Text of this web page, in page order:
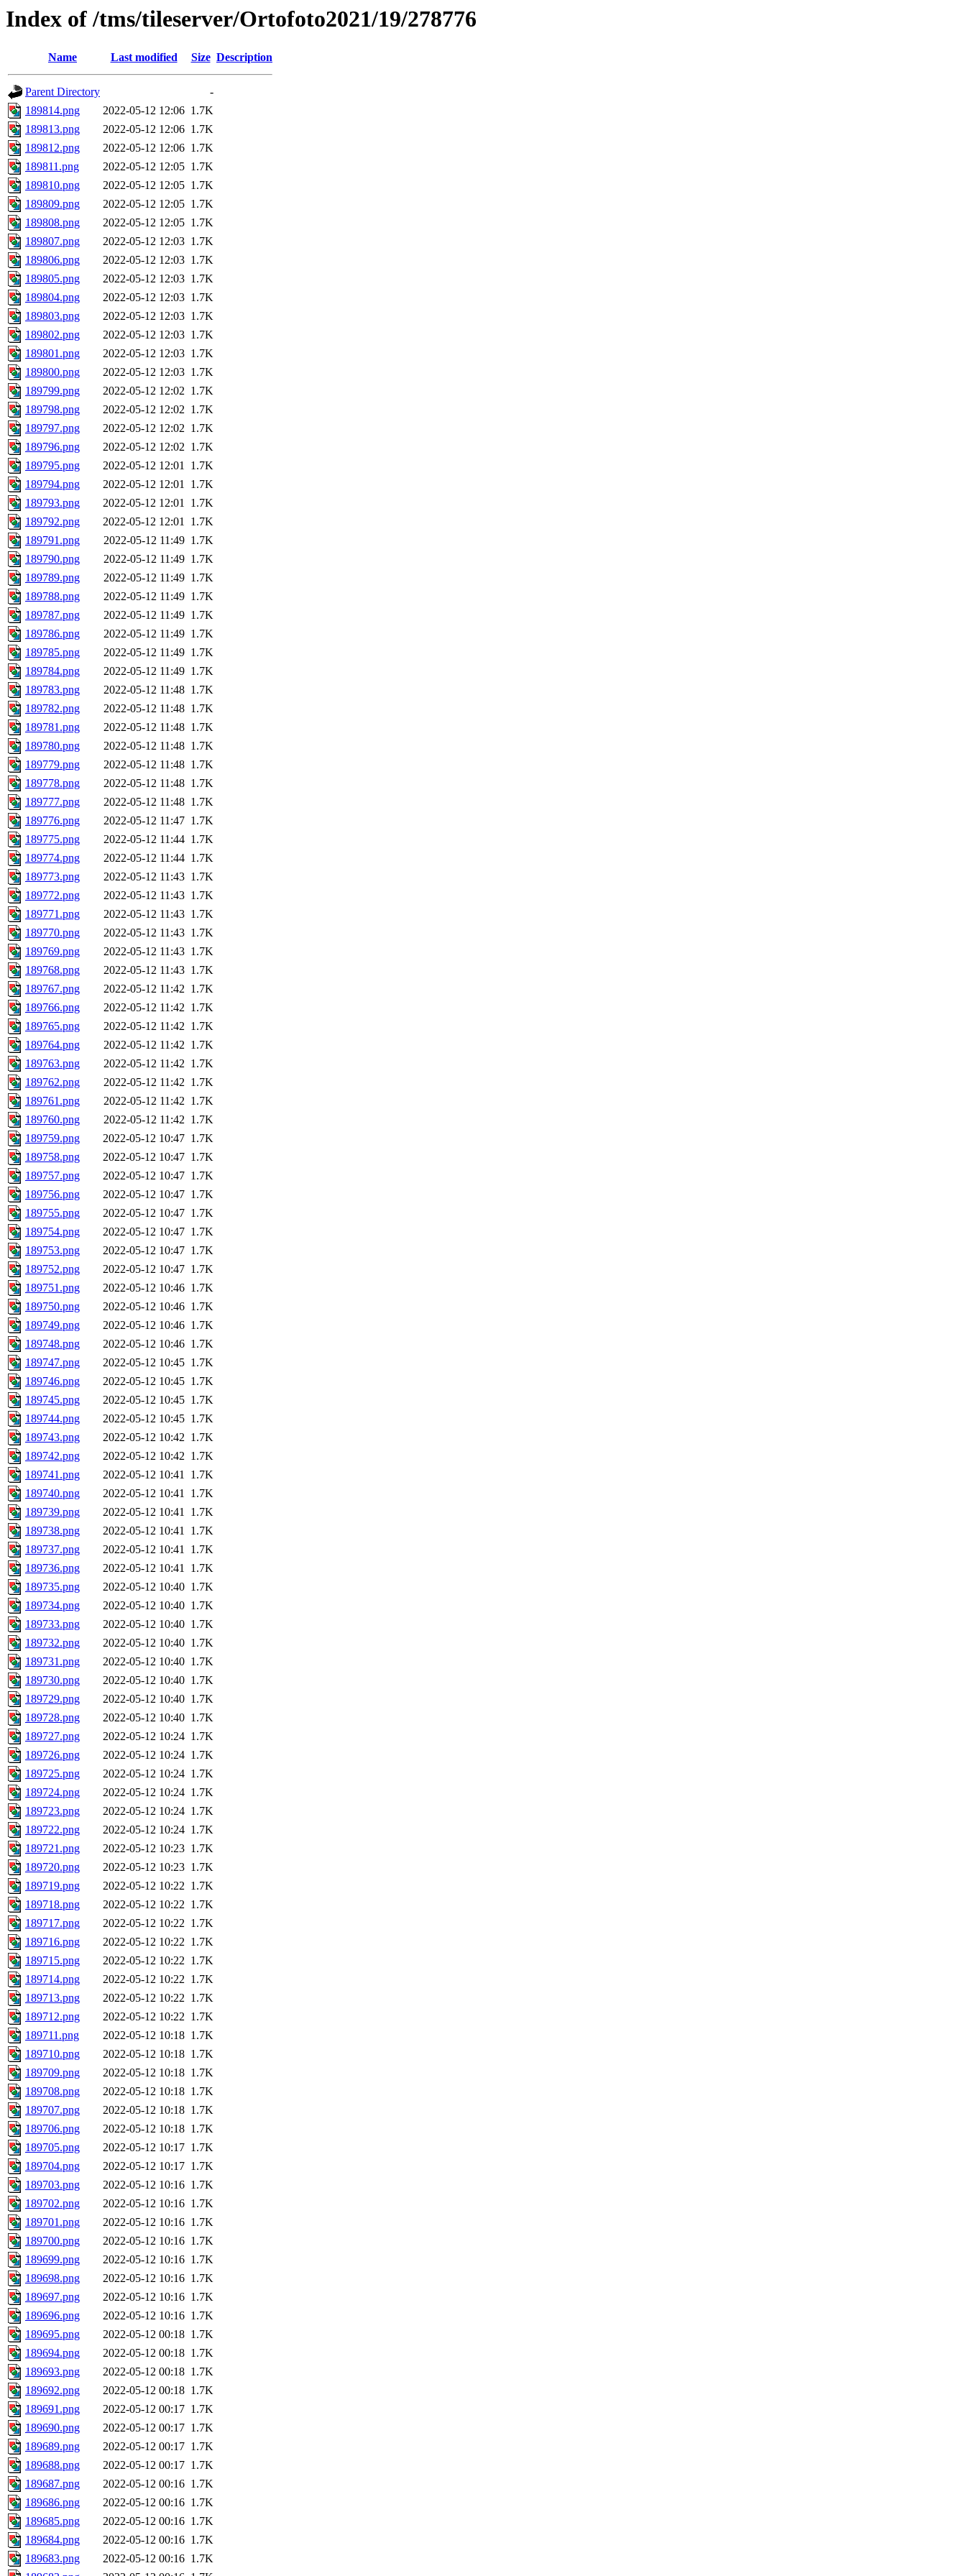
Index of /tms/tileserver/Ortofoto2021/19/278776
Name Last modified Size Description
Parent Directory
-
189814.png
2022-05-12 12:06 1.7K
189813.png
2022-05-12 12:06 1.7K
189812.png
2022-05-12 12:06 1.7K
189811.png
2022-05-12 12:05 1.7K
189810.png
2022-05-12 12:05 1.7K
189809.png
2022-05-12 12:05 1.7K
189808.png
2022-05-12 12:05 1.7K
189807.png
2022-05-12 12:03 1.7K
189806.png
2022-05-12 12:03 1.7K
189805.png
2022-05-12 12:03 1.7K
189804.png
2022-05-12 12:03 1.7K
189803.png
2022-05-12 12:03 1.7K
189802.png
2022-05-12 12:03 1.7K
189801.png
2022-05-12 12:03 1.7K
189800.png
2022-05-12 12:03 1.7K
189799.png
2022-05-12 12:02 1.7K
189798.png
2022-05-12 12:02 1.7K
189797.png
2022-05-12 12:02 1.7K
189796.png
2022-05-12 12:02 1.7K
189795.png
2022-05-12 12:01 1.7K
189794.png
2022-05-12 12:01 1.7K
189793.png
2022-05-12 12:01 1.7K
189792.png
2022-05-12 12:01 1.7K
189791.png
2022-05-12 11:49 1.7K
189790.png
2022-05-12 11:49 1.7K
189789.png
2022-05-12 11:49 1.7K
189788.png
2022-05-12 11:49 1.7K
189787.png
2022-05-12 11:49 1.7K
189786.png
2022-05-12 11:49 1.7K
189785.png
2022-05-12 11:49 1.7K
189784.png
2022-05-12 11:49 1.7K
189783.png
2022-05-12 11:48 1.7K
189782.png
2022-05-12 11:48 1.7K
189781.png
2022-05-12 11:48 1.7K
189780.png
2022-05-12 11:48 1.7K
189779.png
2022-05-12 11:48 1.7K
189778.png
2022-05-12 11:48 1.7K
189777.png
2022-05-12 11:48 1.7K
189776.png
2022-05-12 11:47 1.7K
189775.png
2022-05-12 11:44 1.7K
189774.png
2022-05-12 11:44 1.7K
189773.png
2022-05-12 11:43 1.7K
189772.png
2022-05-12 11:43 1.7K
189771.png
2022-05-12 11:43 1.7K
189770.png
2022-05-12 11:43 1.7K
189769.png
2022-05-12 11:43 1.7K
189768.png
2022-05-12 11:43 1.7K
189767.png
2022-05-12 11:42 1.7K
189766.png
2022-05-12 11:42 1.7K
189765.png
2022-05-12 11:42 1.7K
189764.png
2022-05-12 11:42 1.7K
189763.png
2022-05-12 11:42 1.7K
189762.png
2022-05-12 11:42 1.7K
189761.png
2022-05-12 11:42 1.7K
189760.png
2022-05-12 11:42 1.7K
189759.png
2022-05-12 10:47 1.7K
189758.png
2022-05-12 10:47 1.7K
189757.png
2022-05-12 10:47 1.7K
189756.png
2022-05-12 10:47 1.7K
189755.png
2022-05-12 10:47 1.7K
189754.png
2022-05-12 10:47 1.7K
189753.png
2022-05-12 10:47 1.7K
189752.png
2022-05-12 10:47 1.7K
189751.png
2022-05-12 10:46 1.7K
189750.png
2022-05-12 10:46 1.7K
189749.png
2022-05-12 10:46 1.7K
189748.png
2022-05-12 10:46 1.7K
189747.png
2022-05-12 10:45 1.7K
189746.png
2022-05-12 10:45 1.7K
189745.png
2022-05-12 10:45 1.7K
189744.png
2022-05-12 10:45 1.7K
189743.png
2022-05-12 10:42 1.7K
189742.png
2022-05-12 10:42 1.7K
189741.png
2022-05-12 10:41 1.7K
189740.png
2022-05-12 10:41 1.7K
189739.png
2022-05-12 10:41 1.7K
189738.png
2022-05-12 10:41 1.7K
189737.png
2022-05-12 10:41 1.7K
189736.png
2022-05-12 10:41 1.7K
189735.png
2022-05-12 10:40 1.7K
189734.png
2022-05-12 10:40 1.7K
189733.png
2022-05-12 10:40 1.7K
189732.png
2022-05-12 10:40 1.7K
189731.png
2022-05-12 10:40 1.7K
189730.png
2022-05-12 10:40 1.7K
189729.png
2022-05-12 10:40 1.7K
189728.png
2022-05-12 10:40 1.7K
189727.png
2022-05-12 10:24 1.7K
189726.png
2022-05-12 10:24 1.7K
189725.png
2022-05-12 10:24 1.7K
189724.png
2022-05-12 10:24 1.7K
189723.png
2022-05-12 10:24 1.7K
189722.png
2022-05-12 10:24 1.7K
189721.png
2022-05-12 10:23 1.7K
189720.png
2022-05-12 10:23 1.7K
189719.png
2022-05-12 10:22 1.7K
189718.png
2022-05-12 10:22 1.7K
189717.png
2022-05-12 10:22 1.7K
189716.png
2022-05-12 10:22 1.7K
189715.png
2022-05-12 10:22 1.7K
189714.png
2022-05-12 10:22 1.7K
189713.png
2022-05-12 10:22 1.7K
189712.png
2022-05-12 10:22 1.7K
189711.png
2022-05-12 10:18 1.7K
189710.png
2022-05-12 10:18 1.7K
189709.png
2022-05-12 10:18 1.7K
189708.png
2022-05-12 10:18 1.7K
189707.png
2022-05-12 10:18 1.7K
189706.png
2022-05-12 10:18 1.7K
189705.png
2022-05-12 10:17 1.7K
189704.png
2022-05-12 10:17 1.7K
189703.png
2022-05-12 10:16 1.7K
189702.png
2022-05-12 10:16 1.7K
189701.png
2022-05-12 10:16 1.7K
189700.png
2022-05-12 10:16 1.7K
189699.png
2022-05-12 10:16 1.7K
189698.png
2022-05-12 10:16 1.7K
189697.png
2022-05-12 10:16 1.7K
189696.png
2022-05-12 10:16 1.7K
189695.png
2022-05-12 00:18 1.7K
189694.png
2022-05-12 00:18 1.7K
189693.png
2022-05-12 00:18 1.7K
189692.png
2022-05-12 00:18 1.7K
189691.png
2022-05-12 00:17 1.7K
189690.png
2022-05-12 00:17 1.7K
189689.png
2022-05-12 00:17 1.7K
189688.png
2022-05-12 00:17 1.7K
189687.png
2022-05-12 00:16 1.7K
189686.png
2022-05-12 00:16 1.7K
189685.png
2022-05-12 00:16 1.7K
189684.png
2022-05-12 00:16 1.7K
189683.png
2022-05-12 00:16 1.7K